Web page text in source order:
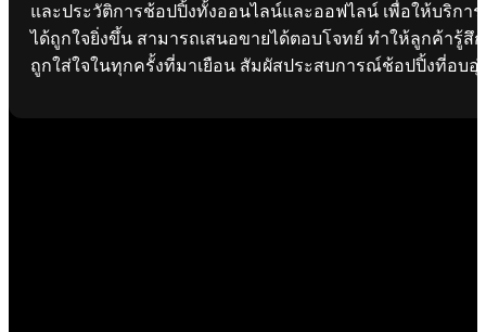
และประวัติการช้อปปิ้งทั้งออนไลน์และออฟไลน์ เพื่อให้บริการ
ได้ถูกใจยิ่งขึ้น สามารถเสนอขายได้ตอบโจทย์ ทำให้ลูกค้ารู้สึก
ถูกใส่ใจในทุกครั้งที่มาเยือน สัมผัสประสบการณ์ช้อปปิ้งที่อบอุ่